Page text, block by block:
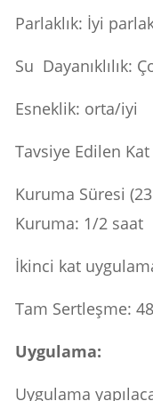
Parlaklık: İyi
Su Dayanıklılık:
Esneklik: orta/iyi
Tavsiye Edilen Kat
Kuruma Süresi
Kuruma: 1/2 saat
İkinci kat
Tam Sertleşme:
Uygulama:
Uygulama